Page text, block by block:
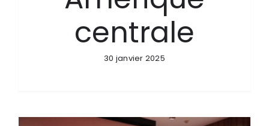
centrale
30 janvier 2025